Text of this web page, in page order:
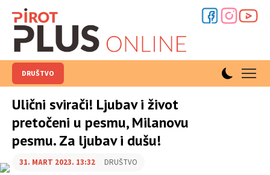
DRUŠTVO
Ulični svirači! Ljubav i život
pretočeni u pesmu, Milanovu
pesmu. Za ljubav i dušu!
31. MART 2023. 13:32 DRUŠTVO